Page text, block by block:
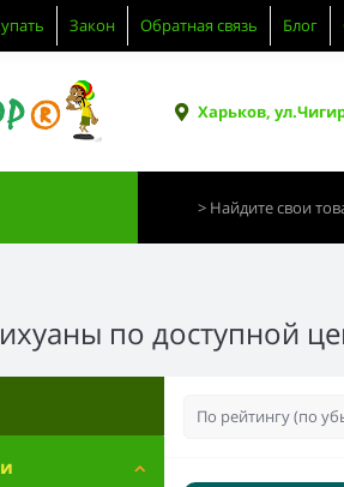
Закон Обратная связь Блог
Харьков,
по доступной